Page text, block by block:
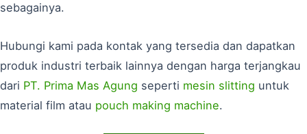
sebagainya.
Hubungi kami pada kontak yang tersedia dan dapatkan
produk industri terbaik lainnya dengan harga terjangkau
dari PT. Prima Mas Agung seperti mesin slitting untuk
material film atau pouch making machine.